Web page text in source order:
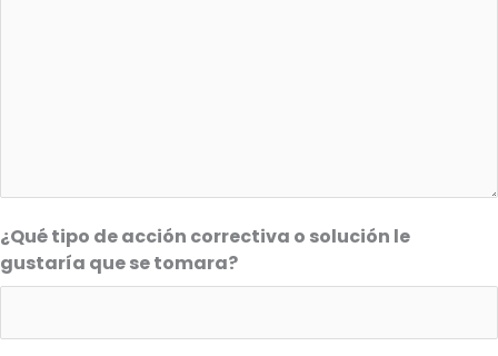
¿Qué tipo de acción correctiva o solución le
gustaría que se tomara?